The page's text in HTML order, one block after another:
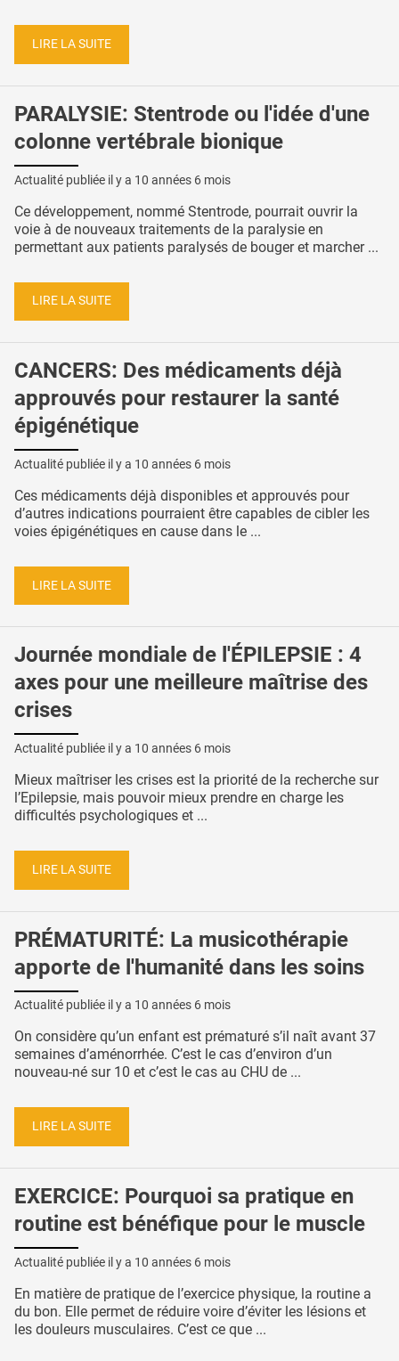
LIRE LA SUITE
PARALYSIE: Stentrode ou l'idée d'une
colonne vertébrale bionique
Actualité publiée il y a 10 années 6 mois
Ce développement, nommé Stentrode, pourrait ouvrir la
voie à de nouveaux traitements de la paralysie en
permettant aux patients paralysés de bouger et marcher ...
LIRE LA SUITE
CANCERS: Des médicaments déjà
approuvés pour restaurer la santé
épigénétique
Actualité publiée il y a 10 années 6 mois
Ces médicaments déjà disponibles et approuvés pour
d’autres indications pourraient être capables de cibler les
voies épigénétiques en cause dans le ...
LIRE LA SUITE
Journée mondiale de l'ÉPILEPSIE : 4
axes pour une meilleure maîtrise des
crises
Actualité publiée il y a 10 années 6 mois
Mieux maîtriser les crises est la priorité de la recherche sur
l’Epilepsie, mais pouvoir mieux prendre en charge les
difficultés psychologiques et ...
LIRE LA SUITE
PRÉMATURITÉ: La musicothérapie
apporte de l'humanité dans les soins
Actualité publiée il y a 10 années 6 mois
On considère qu’un enfant est prématuré s’il naît avant 37
semaines d’aménorrhée. C’est le cas d’environ d’un
nouveau-né sur 10 et c’est le cas au CHU de ...
LIRE LA SUITE
EXERCICE: Pourquoi sa pratique en
routine est bénéfique pour le muscle
Actualité publiée il y a 10 années 6 mois
En matière de pratique de l’exercice physique, la routine a
du bon. Elle permet de réduire voire d’éviter les lésions et
les douleurs musculaires. C’est ce que ...